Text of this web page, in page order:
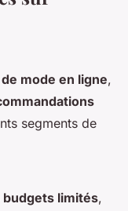
mode en ligne,
segments de
budgets limités,